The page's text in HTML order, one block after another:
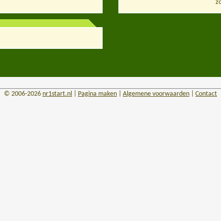
© 2006-2026 nr1start.nl Pagina maken| Algemene voorwaarden| Contact